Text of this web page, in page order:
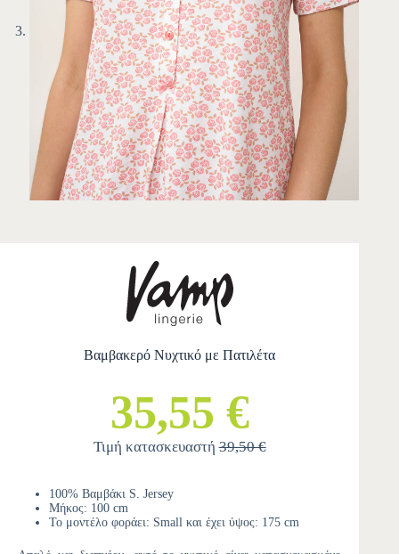
Βαμβακερό Νυχτικό με Πατιλέτα
35,55 €
Τιμή κατασκευαστή39,50 €
100% Βαμβάκι S. Jersey
Μήκος: 100 cm
Το μοντέλο φοράει: Small και έχει ύψος: 175 cm